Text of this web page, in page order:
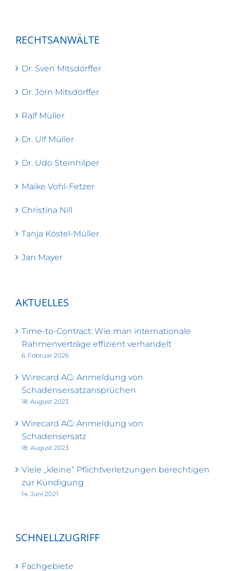
RECHTSANWÄLTE
Dr. Sven Mitsdörffer
Dr. Jörn Mitsdörffer
Ralf Müller
Dr. Ulf Müller
Dr. Udo Steinhilper
Maike Vohl-Fetzer
Christina Nill
Tanja Köstel-Müller
Jan Mayer
AKTUELLES
Time-to-Contract: Wie man internationale
Rahmenverträge effizient verhandelt
6. Februar 2026
Wirecard AG: Anmeldung von
Schadensersatzansprüchen
18. August 2023
Wirecard AG: Anmeldung von
Schadensersatz
18. August 2023
Viele „kleine“ Pflichtverletzungen berechtigen
zur Kündigung
14. Juni 2021
SCHNELLZUGRIFF
Fachgebiete